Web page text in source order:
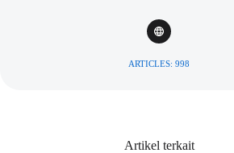
ARTICLES: 998
Artikel terkait